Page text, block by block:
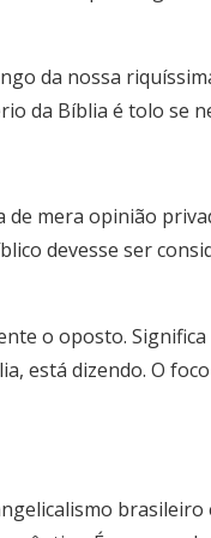
da nossa
da Bíblia é tolo se
mera opinião
devesse ser
o oposto.
está dizendo. O